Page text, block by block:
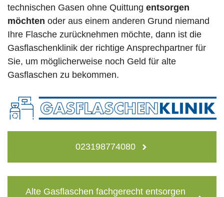
technischen Gasen ohne Quittung entsorgen
möchten oder aus einem anderen Grund niemand
Ihre Flasche zurücknehmen möchte, dann ist die
Gasflaschenklinik der richtige Ansprechpartner für
Sie, um möglicherweise noch Geld für alte
Gasflaschen zu bekommen.
023198774080
Alte Gasflaschen fachgerecht entsorgen